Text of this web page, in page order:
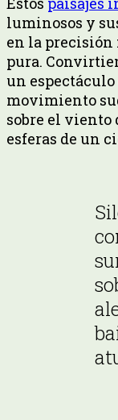
luminosos y
en la precisión
pura.
un
movimiento
sobre el viento
esferas de un